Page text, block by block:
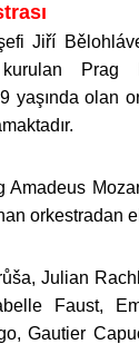
Jiří
Prag
yaşında
Amadeus
Julian
Faust,
Gautier